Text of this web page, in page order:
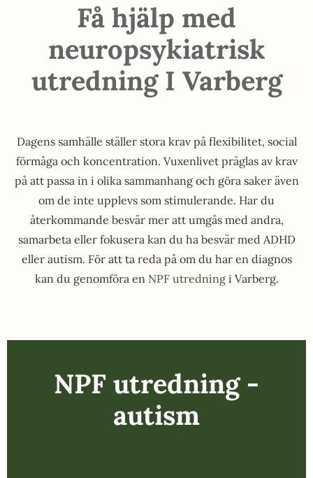
Få hjälp med
neuropsykiatrisk
utredning I Varberg
Dagens samhälle ställer stora krav på flexibilitet, social
förmåga och koncentration. Vuxenlivet präglas av krav
på att passa in i olika sammanhang och göra saker även
om de inte upplevs som stimulerande. Har du
återkommande besvär mer att umgås med andra,
samarbeta eller fokusera kan du ha besvär med ADHD
eller autism. För att ta reda på om du har en diagnos
kan du genomföra en NPF utredningi Varberg.
NPF utredning -
autism